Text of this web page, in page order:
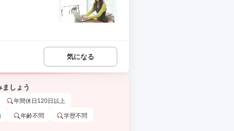
気になる
しょう
年間休日120日以上
年齢不問 学歴不問